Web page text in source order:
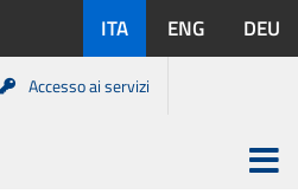
disponibili:
ITA ENG DEU
Accesso ai servizi
Apri
menu